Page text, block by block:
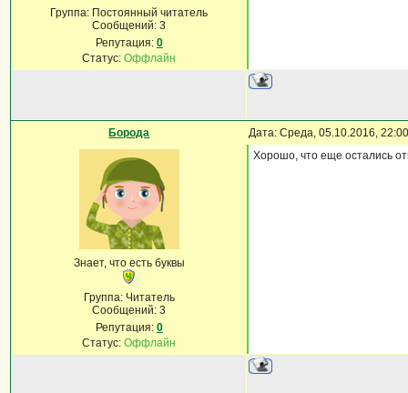
Группа: Постоянный читатель
Сообщений:3
Репутация: 0
Статус:Оффлайн
Борода Дата: Среда, 05.10.2016,
Знает, что есть буквы
Группа: Читатель
Сообщений:3
Репутация: 0
Статус:Оффлайн
Хорошо, что еще остались